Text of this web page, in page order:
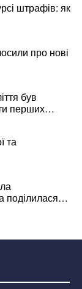
штрафів: як
про нові
був
перших
та
поділилася